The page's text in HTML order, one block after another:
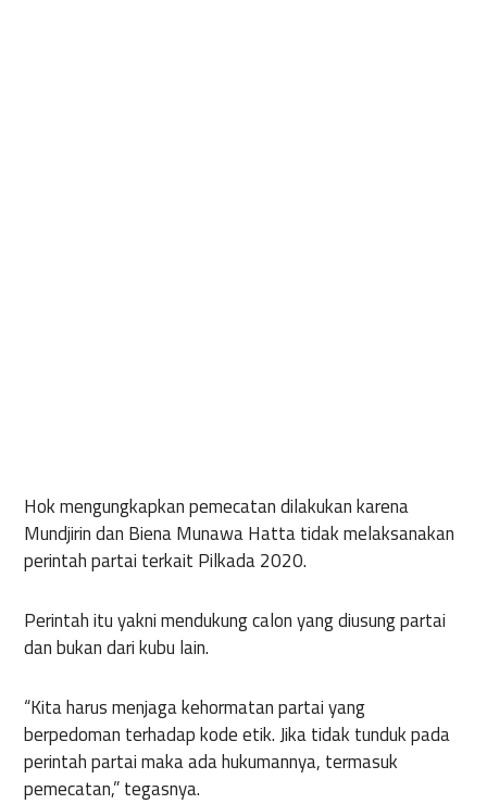
Hok mengungkapkan pemecatan dilakukan karena
Mundjirin dan Biena Munawa Hatta tidak melaksanakan
perintah partai terkait Pilkada 2020.
Perintah itu yakni mendukung calon yang diusung partai
dan bukan dari kubu lain.
“Kita harus menjaga kehormatan partai yang
berpedoman terhadap kode etik. Jika tidak tunduk pada
perintah partai maka ada hukumannya, termasuk
pemecatan,” tegasnya.